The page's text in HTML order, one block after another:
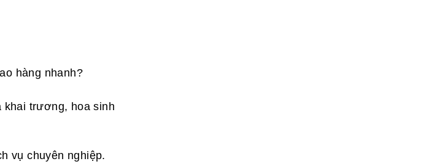
hàng nhanh?
khai trương, hoa sinh
vụ chuyên nghiệp.